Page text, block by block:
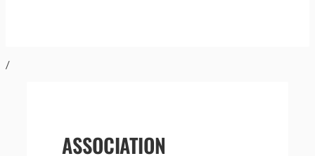
/
ASSOCIATION